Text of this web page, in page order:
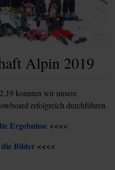
Alpin 2019
konnten wir unsere
erfolgreich durchführen.
Ergebnisse <<<<
Bilder <<<<